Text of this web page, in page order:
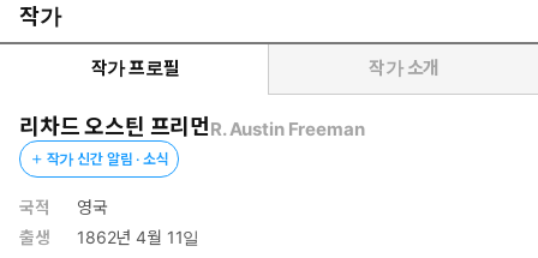
다. 경찰은 그녀를 진범으로 지목하지만, 손다이크는 굳이 알루미
늄 단검을 사용한 이유와 밀실에 주목한다. 그는 단검이 특이한 알
루미늄 재질이란 사실, 그리고 검이 꽂힌 옷자락 상태의 미묘한 위
화감을 포착하는데...철저히 과학적 증거와 법의학 지식을 토대로
사건을 추적하는 손다이크 박사는 과연 이 기이한 밀실살인의 수수
께끼를 풀 수 있을까?
<알루미늄 단검>은 과학 수사물의 선구자로 불리는 법의학 탐정
손다이크 박사 시리즈를 집필한 영국 소설가 겸 외과 의사 R. 오스
작가
작가 프로필 작가 소개
리차드 오스틴 프리먼R. Austin Freeman
작가 신간 알림 · 소식
국적
영국
출생
1862년 4월 11일